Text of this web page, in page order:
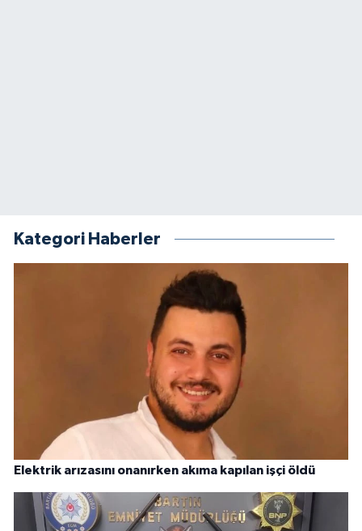
Kategori Haberler
Elektrik arızasını onanırken akıma kapılan işçi öldü